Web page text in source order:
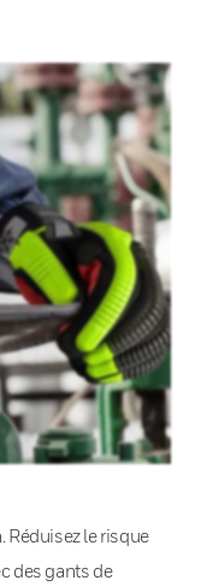
Réduisez le risque
des gants de